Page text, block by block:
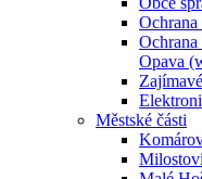
Ochrana
Opava
Městské části